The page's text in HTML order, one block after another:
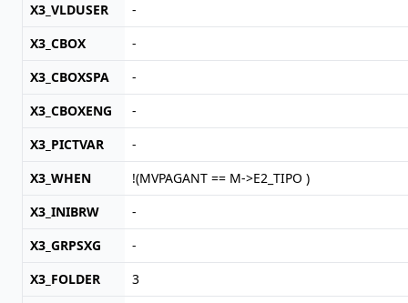
X3_VLDUSER
-
X3_CBOX
-
X3_CBOXSPA
-
X3_CBOXENG
-
X3_PICTVAR
-
X3_WHEN
!(MVPAGANT == M->E2_TIPO )
X3_INIBRW
-
X3_GRPSXG
-
X3_FOLDER
3